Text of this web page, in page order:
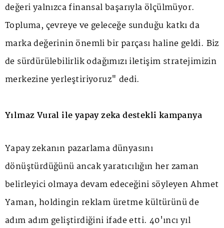
değeri yalnızca finansal başarıyla ölçülmüyor.
Topluma, çevreye ve geleceğe sunduğu katkı da
marka değerinin önemli bir parçası haline geldi. Biz
de sürdürülebilirlik odağımızı iletişim stratejimizin
merkezine yerleştiriyoruz" dedi.
Yılmaz Vural ile yapay zeka destekli kampanya
Yapay zekanın pazarlama dünyasını
dönüştürdüğünü ancak yaratıcılığın her zaman
belirleyici olmaya devam edeceğini söyleyen Ahmet
Yaman, holdingin reklam üretme kültürünü de
adım adım geliştirdiğini ifade etti. 40'ıncı yıl